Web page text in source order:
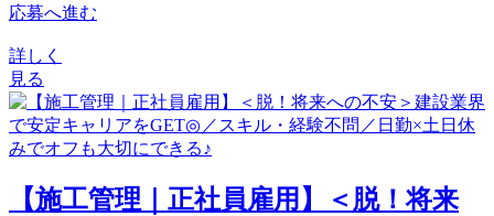
応募へ進む
詳しく
見る
【施工管理｜正社員雇用】＜脱！将来